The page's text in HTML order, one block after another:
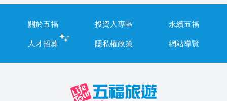
關於五福 投資人專區
永續五福
人才招募
隱私權政策 網站導覽